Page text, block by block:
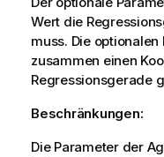
Wert die
muss. Die
zusammen einen
Regressionsgerade
Beschränkungen:
Die Parameter der